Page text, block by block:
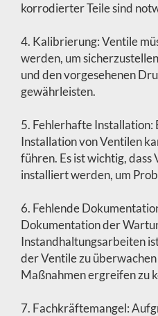
korrodierter Teile sind
4. Kalibrierung: Ventile
werden, um
und den vorgesehenen
gewährleisten.
5. Fehlerhafte Installation:
Installation von Ventilen
führen. Es ist wichtig,
installiert werden, um
6. Fehlende
Dokumentation der
Instandhaltungsarbeiten
der Ventile zu
Maßnahmen ergreifen zu
7. Fachkräftemangel: